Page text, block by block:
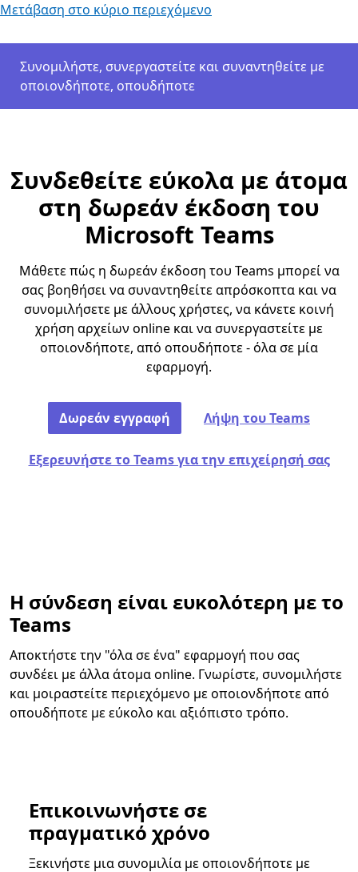
Μετάβαση στο κύριο περιεχόμενο
Συνομιλήστε, συνεργαστείτε και συναντηθείτε με
οποιονδήποτε, οπουδήποτε
Συνδεθείτε εύκολα με άτομα
στη δωρεάν έκδοση του
Microsoft Teams
Μάθετε πώς η δωρεάν έκδοση του Teams μπορεί να
σας βοηθήσει να συναντηθείτε απρόσκοπτα και να
συνομιλήσετε με άλλους χρήστες, να κάνετε κοινή
χρήση αρχείων online και να συνεργαστείτε με
οποιονδήποτε, από οπουδήποτε - όλα σε μία
εφαρμογή.
Δωρεάν εγγραφή Λήψη του Teams
Εξερευνήστε το Teams για την επιχείρησή σας
Η σύνδεση είναι ευκολότερη με το
Teams
Αποκτήστε την "όλα σε ένα" εφαρμογή που σας
συνδέει με άλλα άτομα online. Γνωρίστε, συνομιλήστε
και μοιραστείτε περιεχόμενο με οποιονδήποτε από
οπουδήποτε με εύκολο και αξιόπιστο τρόπο.
Επικοινωνήστε σε
πραγματικό χρόνο
Ξεκινήστε μια συνομιλία με οποιονδήποτε με